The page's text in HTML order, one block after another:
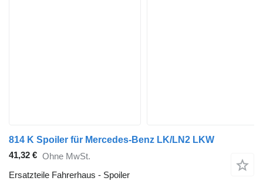
814 K Spoiler für Mercedes-Benz LK/LN2 LKW
41,32 € Ohne MwSt.
Ersatzteile Fahrerhaus - Spoiler